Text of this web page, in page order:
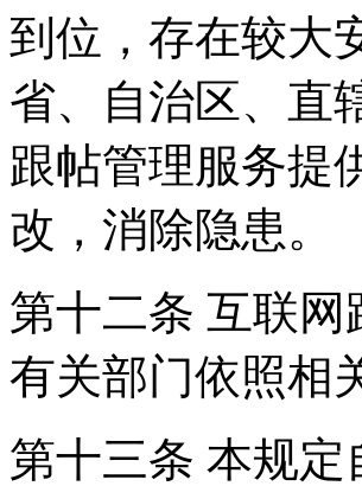
到位，存在较大
省、自治区、直
跟帖管理服务提
改，消除隐患。
第十二条 互联
有关部门依照相
第十三条 本规定